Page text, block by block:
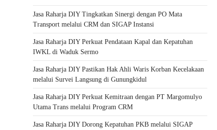
Jasa Raharja DIY Tingkatkan Sinergi dengan PO Mata
Transport melalui CRM dan SIGAP Instansi
Jasa Raharja DIY Perkuat Pendataan Kapal dan Kepatuhan
IWKL di Waduk Sermo
Jasa Raharja DIY Pastikan Hak Ahli Waris Korban Kecelakaan
melalui Survei Langsung di Gunungkidul
Jasa Raharja DIY Perkuat Kemitraan dengan PT Margomulyo
Utama Trans melalui Program CRM
Jasa Raharja DIY Dorong Kepatuhan PKB melalui SIGAP